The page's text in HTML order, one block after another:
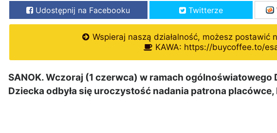
Udostępnij na Facebooku Twitterze
Wspieraj naszą działalność, możesz postawić
KAWA: https://buycoffee.to/
SANOK. Wczoraj (1 czerwca) w ramach ogólnoświatowego
Dziecka odbyła się uroczystość nadania patrona